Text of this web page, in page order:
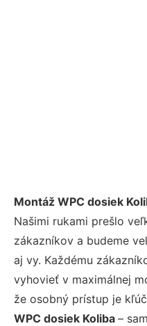
Montáž WPC dosiek
Našimi rukami prešlo
zákazníkov a budeme
aj vy. Každému
vyhovieť v maximálnej
že osobný prístup je
WPC dosiek Koliba –